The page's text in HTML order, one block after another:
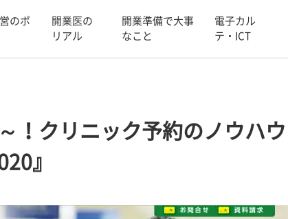
のポ
開業医の
リアル
開業準備で大事
なこと
電子カル
テ・ICT
！クリニック予約のノウハウ
』